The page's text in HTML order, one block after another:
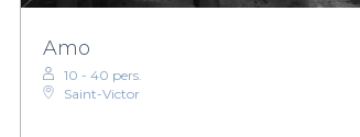
Amo
10 - 40 pers.
Saint-Victor